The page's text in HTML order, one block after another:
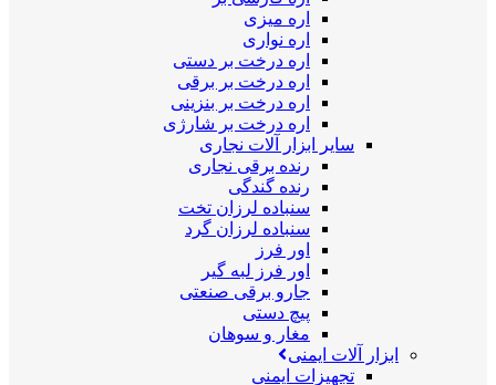
اره میزی
اره نواری
اره درخت بر دستی
اره درخت بر برقی
اره درخت بر بنزینی
اره درخت بر شارژی
سایر ابزار آلات نجاری
رنده برقی نجاری
رنده گندگی
سنباده لرزان تخت
سنباده لرزان گرد
اور فرز
اور فرز لبه گیر
جارو برقی صنعتی
پیچ دستی
مغار و سوهان
ابزار آلات ایمنی
تجهیزات ایمنی